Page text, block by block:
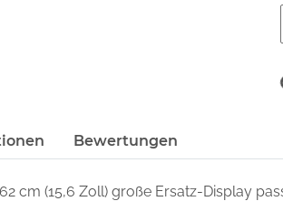
Bewertungen
cm (15,6 Zoll) große Ersatz-Display